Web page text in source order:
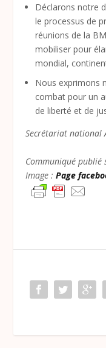
Déclarons notre
le processus de
réunions de la
mobiliser pour
mondial,
Nous exprimons
combat pour un
de liberté et de
Secrétariat national
Communiqué
Image :Page